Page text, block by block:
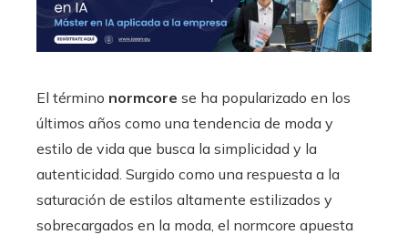
El término normcore se ha popularizado en los
últimos años como una tendencia de moda y
estilo de vida que busca la simplicidad y la
autenticidad. Surgido como una respuesta a la
saturación de estilos altamente estilizados y
sobrecargados en la moda, el normcore apuesta